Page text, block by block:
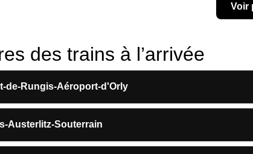
Voir
des trains à l’arrivée
de-Rungis-Aéroport-d'Orly
Austerlitz-Souterrain